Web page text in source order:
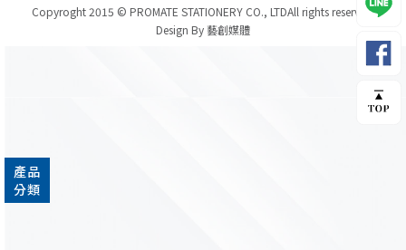
產品
分類
Copyroght 2015 © PROMATE STATIONERY CO., LTDAll rights reserved.
Design By 藝創媒體